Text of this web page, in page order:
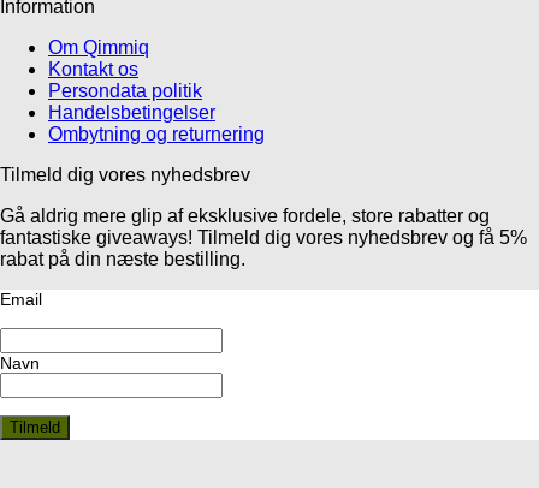
Information
Om Qimmiq
Kontakt os
Persondata politik
Handelsbetingelser
Ombytning og returnering
Tilmeld dig vores nyhedsbrev
Gå aldrig mere glip af eksklusive fordele, store rabatter og
fantastiske giveaways! Tilmeld dig vores nyhedsbrev og få 5%
rabat på din næste bestilling.
Email
Navn